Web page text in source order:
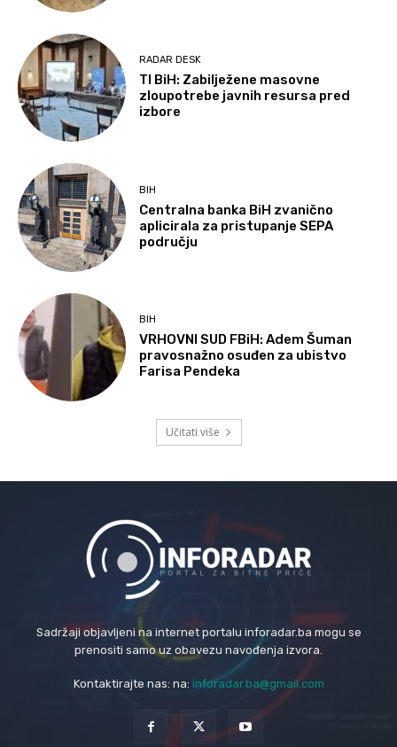
RADAR DESK
TI BiH: Zabilježene masovne
zloupotrebe javnih resursa pred
izbore
BIH
Centralna banka BiH zvanično
aplicirala za pristupanje SEPA
području
BIH
VRHOVNI SUD FBiH: Adem Šuman
pravosnažno osuđen za ubistvo
Farisa Pendeka
Učitati više
Sadržaji objavljeni na internet portalu inforadar.ba mogu se
prenositi samo uz obavezu navođenja izvora.
Kontaktirajte nas: na: inforadar.ba@gmail.com